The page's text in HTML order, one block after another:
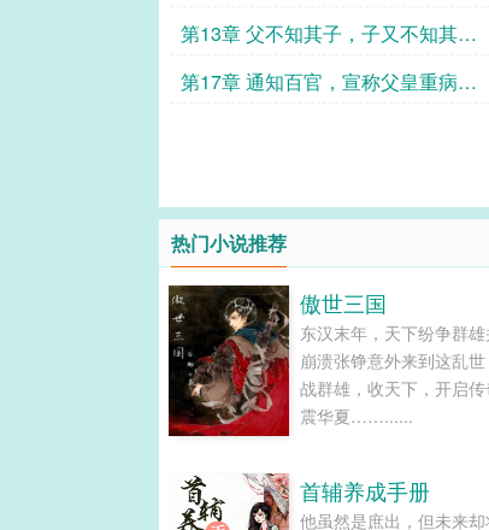
敢违背？！
第13章 父不知其子，子又不知其
父！！
第17章 通知百官，宣称父皇重病，
热门小说推荐
傲世三国
东汉末年，天下纷争群
崩溃张铮意外来到这乱
战群雄，收天下，开启
震华夏……......
首辅养成手册
他虽然是庶出，但未来